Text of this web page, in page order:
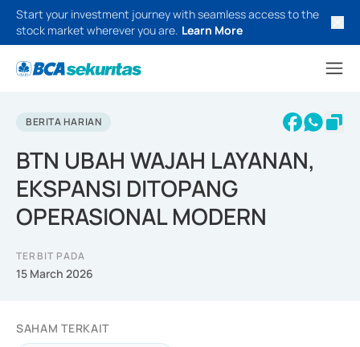
Start your investment journey with seamless access to the
stock market wherever you are. Learn More
BERITA HARIAN
BTN UBAH WAJAH LAYANAN,
EKSPANSI DITOPANG
OPERASIONAL MODERN
TERBIT PADA
15 March 2026
SAHAM TERKAIT